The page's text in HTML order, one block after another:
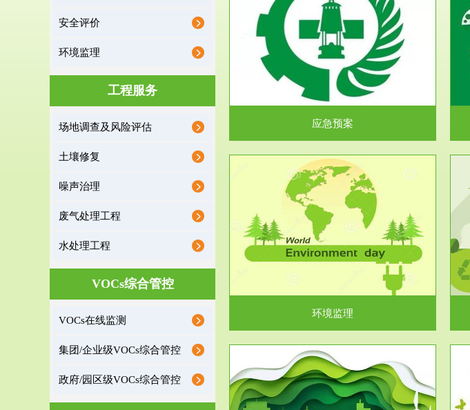
安全评价
环境监理
工程服务
场地调查及风险评估
土壤修复
噪声治理
废气处理工程
水处理工程
VOCs综合管控
VOCs在线监测
集团/企业级VOCs综合管控
政府/园区级VOCs综合管控
业事业单位应当按照...
应急预案
服务范围
清洁生产审核
根据《中华人民共和国清洁生产促进法》、《清
洁生产审核暂行办法...
收监管的重要辅助...
环境监理
服务范围
VOCs在线监测
根据《重点区域大气污染防治“十二五”规划》有
机废气净化率达...
服务范围